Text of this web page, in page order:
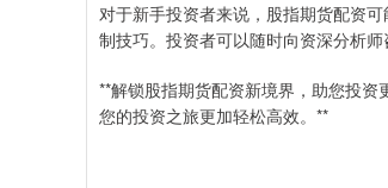
对于新手投资者来说，股指期货配资
制技巧。投资者可以随时向资深分析
**解锁股指期货配资新境界，助您投
您的投资之旅更加轻松高效。**